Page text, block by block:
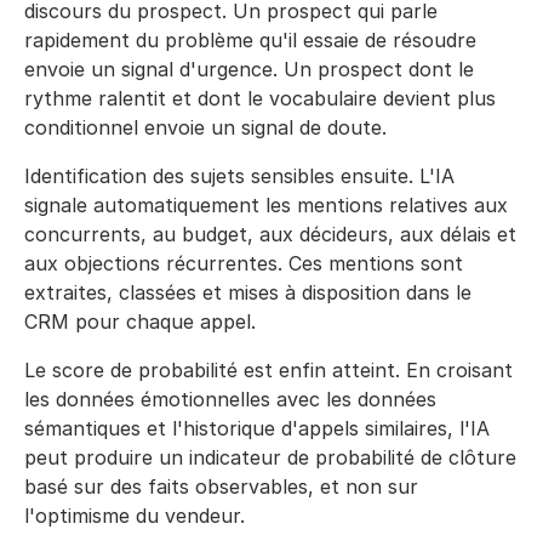
discours du prospect. Un prospect qui parle
rapidement du problème qu'il essaie de résoudre
envoie un signal d'urgence. Un prospect dont le
rythme ralentit et dont le vocabulaire devient plus
conditionnel envoie un signal de doute.
Identification des sujets sensibles ensuite. L'IA
signale automatiquement les mentions relatives aux
concurrents, au budget, aux décideurs, aux délais et
aux objections récurrentes. Ces mentions sont
extraites, classées et mises à disposition dans le
CRM pour chaque appel.
Le score de probabilité est enfin atteint. En croisant
les données émotionnelles avec les données
sémantiques et l'historique d'appels similaires, l'IA
peut produire un indicateur de probabilité de clôture
basé sur des faits observables, et non sur
l'optimisme du vendeur.